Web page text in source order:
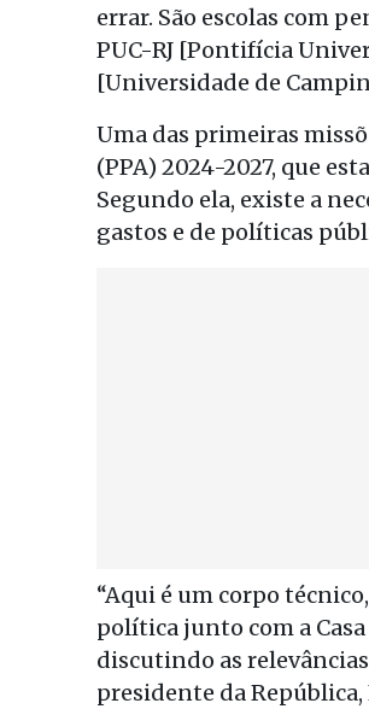
errar. São escolas com
PUC-RJ [Pontifícia
[Universidade de
Uma das primeiras
(PPA) 2024-2027, que
Segundo ela, existe a
gastos e de políticas
“Aqui é um corpo
política junto com a
discutindo as
presidente da